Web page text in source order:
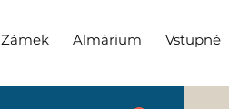
Zámek Almárium Vstupné